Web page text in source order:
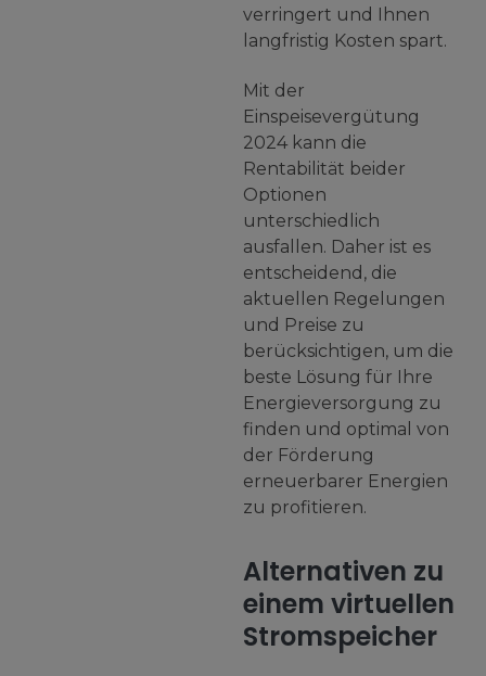
verringert und Ihnen
langfristig Kosten spart.
Mit der
Einspeisevergütung
2024 kann die
Rentabilität beider
Optionen
unterschiedlich
ausfallen. Daher ist es
entscheidend, die
aktuellen Regelungen
und Preise zu
berücksichtigen, um die
beste Lösung für Ihre
Energieversorgung zu
finden und optimal von
der Förderung
erneuerbarer Energien
zu profitieren.
Alternativen zu
einem virtuellen
Stromspeicher